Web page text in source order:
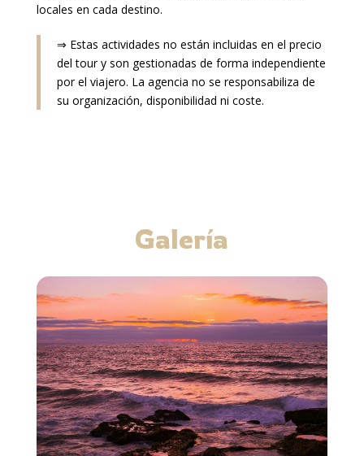
locales en cada destino.
⇒ Estas actividades no están incluidas en el precio
del tour y son gestionadas de forma independiente
por el viajero. La agencia no se responsabiliza de
su organización, disponibilidad ni coste.
Galería